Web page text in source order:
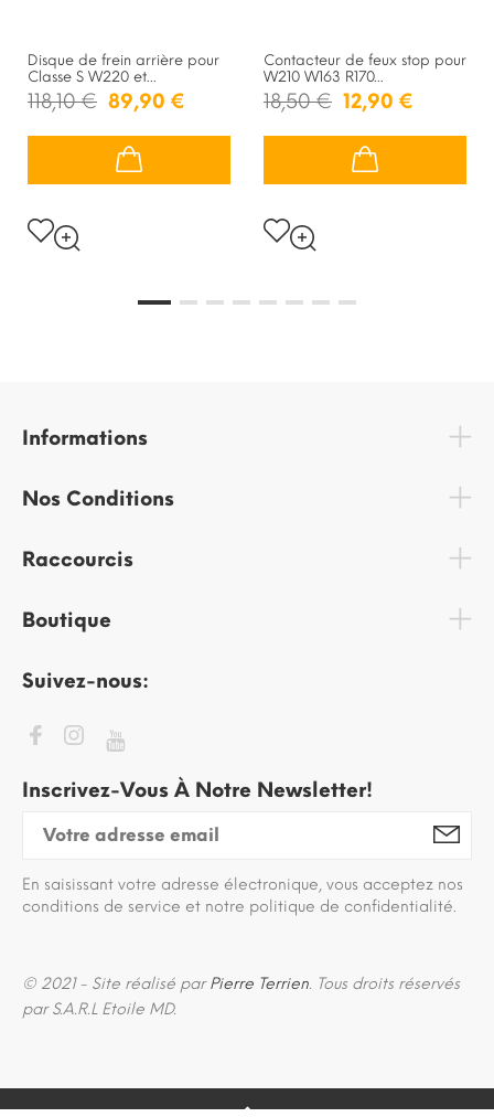
Disque de frein arrière pour
Classe S W220 et...
118,10 € 89,90 €
Contacteur de feux stop pour
W210 W163 R170...
18,50 € 12,90 €
Informations
Nos Conditions
Raccourcis
Boutique
Suivez-nous:
Inscrivez-Vous À Notre Newsletter!
En saisissant votre adresse électronique, vous acceptez nos
conditions de service et notre politique de confidentialité.
© 2021 - Site réalisé parPierre Terrien. Tous droits réservés
par S.A.R.L Etoile MD.